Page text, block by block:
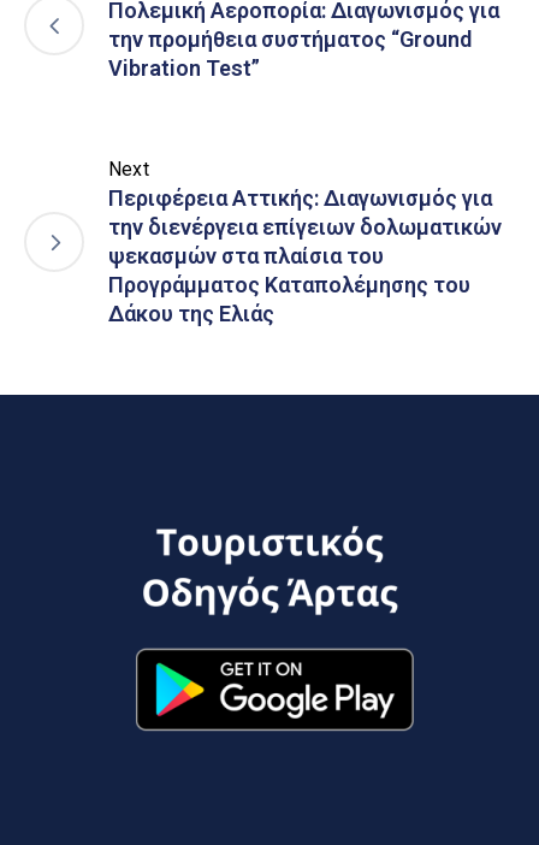
Πολεμική Αεροπορία: Διαγωνισμός για
την προμήθεια συστήματος “Ground
Vibration Test”
Next
Περιφέρεια Αττικής: Διαγωνισμός για
την διενέργεια επίγειων δολωματικών
ψεκασμών στα πλαίσια του
Προγράμματος Καταπολέμησης του
Δάκου της Ελιάς